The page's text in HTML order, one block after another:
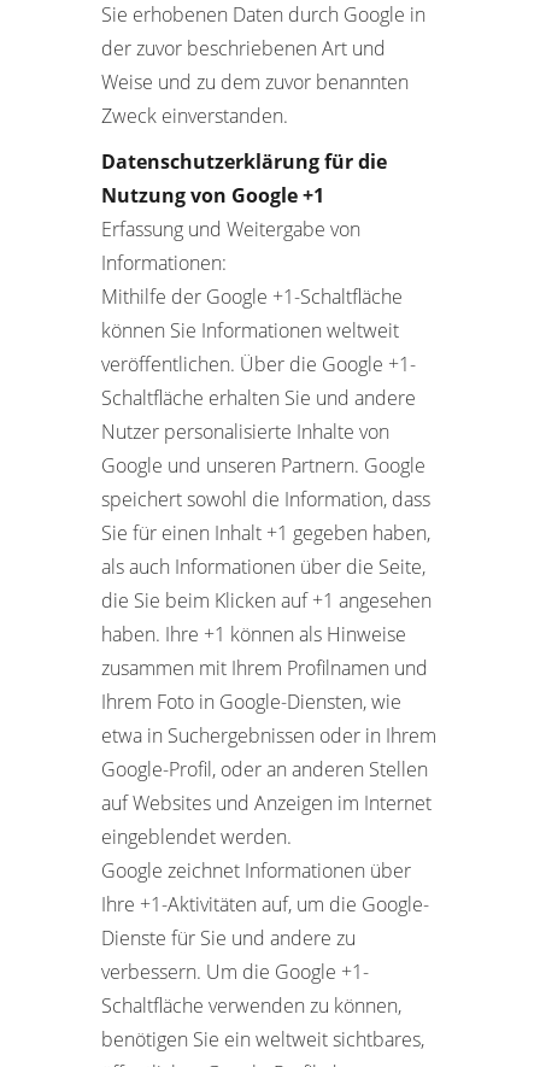
Sie erhobenen Daten durch Google in
der zuvor beschriebenen Art und
Weise und zu dem zuvor benannten
Zweck einverstanden.
Datenschutzerklärung für die
Nutzung von Google +1
Erfassung und Weitergabe von
Informationen:
Mithilfe der Google +1-Schaltfläche
können Sie Informationen weltweit
veröffentlichen. Über die Google +1-
Schaltfläche erhalten Sie und andere
Nutzer personalisierte Inhalte von
Google und unseren Partnern. Google
speichert sowohl die Information, dass
Sie für einen Inhalt +1 gegeben haben,
als auch Informationen über die Seite,
die Sie beim Klicken auf +1 angesehen
haben. Ihre +1 können als Hinweise
zusammen mit Ihrem Profilnamen und
Ihrem Foto in Google-Diensten, wie
etwa in Suchergebnissen oder in Ihrem
Google-Profil, oder an anderen Stellen
auf Websites und Anzeigen im Internet
eingeblendet werden.
Google zeichnet Informationen über
Ihre +1-Aktivitäten auf, um die Google-
Dienste für Sie und andere zu
verbessern. Um die Google +1-
Schaltfläche verwenden zu können,
benötigen Sie ein weltweit sichtbares,